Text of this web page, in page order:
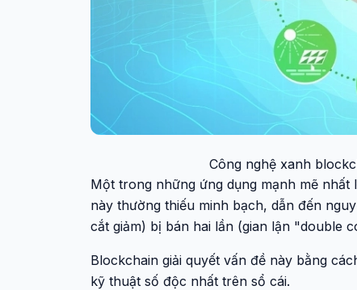
Công nghệ xanh
Một trong những ứng dụng mạnh mẽ
này thường thiếu minh bạch, dẫn đến
cắt giảm) bị bán hai lần (gian lận "double
Blockchain giải quyết vấn đề này bằng
kỹ thuật số độc nhất trên sổ cái.